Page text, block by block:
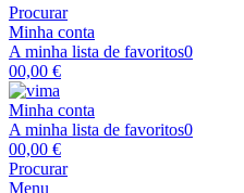
Procurar
Minha conta
A minha lista de favoritos0
00,00 €
Minha conta
A minha lista de favoritos0
00,00 €
Procurar
Menu